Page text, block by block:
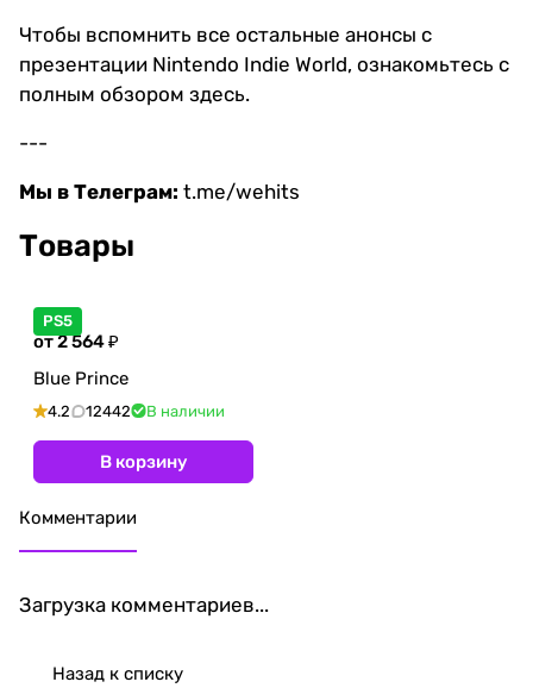
Чтобы вспомнить все остальные анонсы с
презентации Nintendo Indie World, ознакомьтесь с
полным обзором здесь.
---
Мы в Телеграм: t.me/wehits
Товары
PS5
от 2 564 ₽
Blue Prince
4.2 12442 В наличии
В корзину
Комментарии
Загрузка комментариев...
Назад к списку